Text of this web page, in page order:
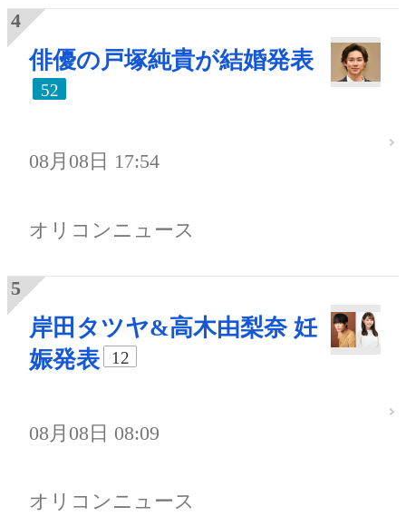
俳優の戸塚純貴が結婚発表
52
08月08日 17:54
オリコンニュース
岸田タツヤ&高木由梨奈 妊
娠発表
12
08月08日 08:09
オリコンニュース